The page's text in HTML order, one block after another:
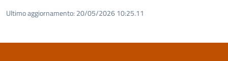
Ultimo aggiornamento: 20/05/2026 10:25.11